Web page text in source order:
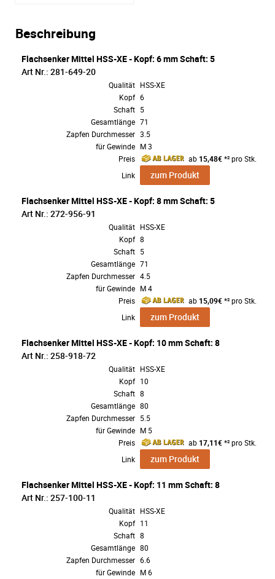
Beschreibung
Flachsenker Mittel HSS-XE - Kopf: 6 mm Schaft: 5
Art Nr.: 281-649-20
Qualität HSS-XE
Kopf 6
Schaft 5
Gesamtlänge 71
Zapfen Durchmesser 3.5
für Gewinde M 3
Preis
ab 15,48€*² pro Stk.
Link
zum Produkt
Flachsenker Mittel HSS-XE - Kopf: 8 mm Schaft: 5
Art Nr.: 272-956-91
Qualität HSS-XE
Kopf 8
Schaft 5
Gesamtlänge 71
Zapfen Durchmesser 4.5
für Gewinde M 4
Preis
ab 15,09€*² pro Stk.
Link
zum Produkt
Flachsenker Mittel HSS-XE - Kopf: 10 mm Schaft: 8
Art Nr.: 258-918-72
Qualität HSS-XE
Kopf 10
Schaft 8
Gesamtlänge 80
Zapfen Durchmesser 5.5
für Gewinde M 5
Preis
ab 17,11€*² pro Stk.
Link
zum Produkt
Flachsenker Mittel HSS-XE - Kopf: 11 mm Schaft: 8
Art Nr.: 257-100-11
Qualität HSS-XE
Kopf 11
Schaft 8
Gesamtlänge 80
Zapfen Durchmesser 6.6
für Gewinde M 6